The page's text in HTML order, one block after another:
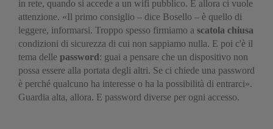
in rete, quando si accede a un wifi pubblico. E allora ci vuole
attenzione. «Il primo consiglio – dice Bosello – è quello di
leggere, informarsi. Troppo spesso firmiamo a scatola chiusa
condizioni di sicurezza di cui non sappiamo nulla. E poi c'è il
tema delle password: guai a pensare che un dispositivo non
possa essere alla portata degli altri. Se ci chiede una password
è perché qualcuno ha interesse o ha la possibilità di entrarci».
Guardia alta, allora. E password diverse per ogni accesso.